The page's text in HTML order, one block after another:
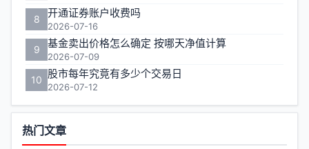
8 开通证券账户收费吗
2026-07-16
9 基金卖出价格怎么确定 按哪天净值计算
2026-07-09
10 股市每年究竟有多少个交易日
2026-07-12
热门文章